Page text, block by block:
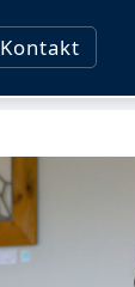
Kontakt